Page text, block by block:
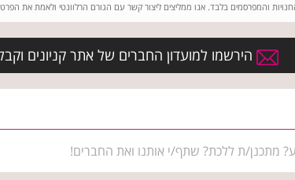
והמפרסמים בלבד. אנו ממליצים ליצור קשר עם הגורם הרלוונטי ולאמת את
הירשמו למועדון החברים של אתר קניונים
מתכנן/ת ללכת? שתף/י אותנו ואת החברים!